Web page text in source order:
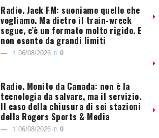
Radio. Jack FM: suoniamo quello che
vogliamo. Ma dietro il train-wreck
segue, c’è un formato molto rigido. E
non esente da grandi limiti
06/08/2026 0
Radio. Monito da Canada: non è la
tecnologia da salvare, ma il servizio.
Il caso della chiusura di sei stazioni
della Rogers Sports & Media
06/08/2026 0